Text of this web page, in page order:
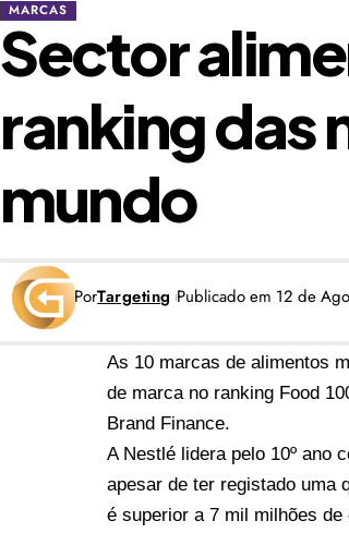
MARCAS
Sector
ranking das
mundo
PorTargeting Publicado em 12 de
As 10 marcas de alimentos
de marca no ranking Food
Brand Finance.
A Nestlélidera pelo 10º ano
apesar de ter registado uma
é superior a 7 mil milhões